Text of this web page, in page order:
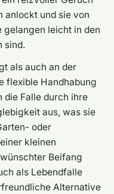
anlockt und sie von
gelangen leicht in den
sind.
als auch an der
flexible Handhabung
die Falle durch ihre
aus, was sie
oder
kleinen
Beifang
als Lebendfalle
Alternative